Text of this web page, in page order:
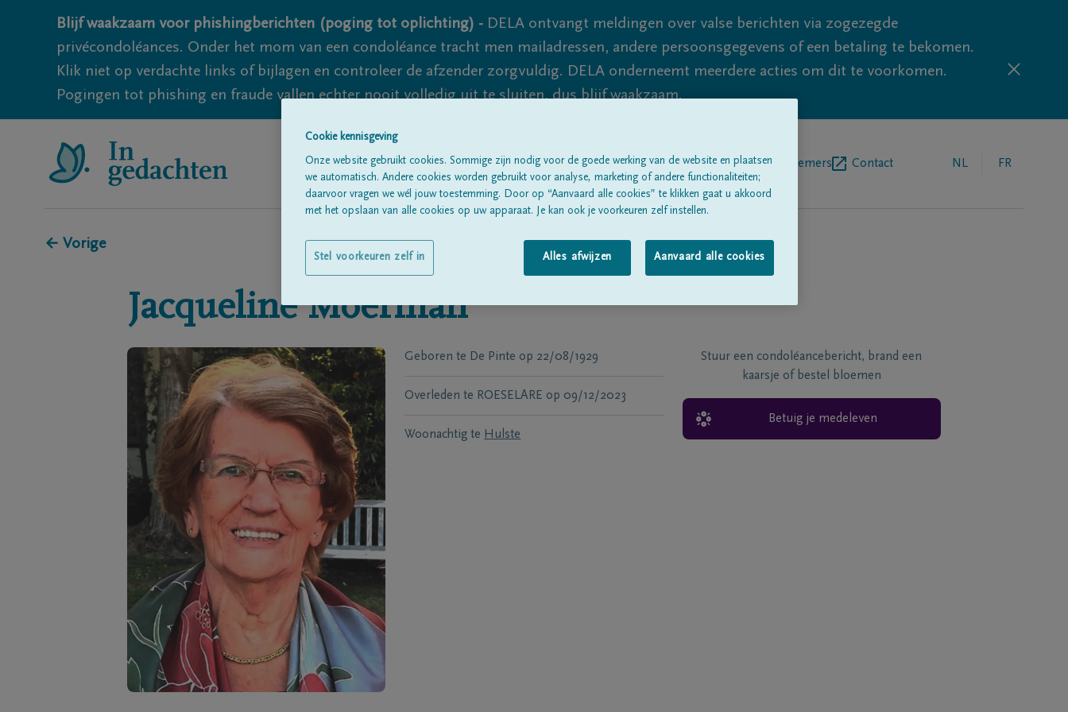
Blijf waakzaam voor phishingberichten (poging tot oplichting) - DELA ontvangt meldingen over valse berichten via zogezegde
privécondoléances. Onder het mom van een condoléance tracht men mailadressen, andere persoonsgegevens of een betaling te bekomen.
Klik niet op verdachte links of bijlagen en controleer de afzender zorgvuldig. DELA onderneemt meerdere acties om dit te voorkomen.
Pogingen tot phishing en fraude vallen echter nooit volledig uit te sluiten, dus blijf waakzaam.
Alle rouwberichtenOver onsBegrafenisondernemers Contact NL FR
← Vorige
Jacqueline Moerman
Geboren te De Pinte op 22/08/1929
Overleden te ROESELARE op 09/12/2023
Woonachtig te Hulste
Stuur een condoléancebericht, brand een
kaarsje of bestel bloemen
Betuig je medeleven
Cookie kennisgeving
Onze website gebruikt cookies. Sommige zijn nodig voor de goede werking van de website en plaatsen
we automatisch. Andere cookies worden gebruikt voor analyse, marketing of andere functionaliteiten;
daarvoor vragen we wél jouw toestemming. Door op “Aanvaard alle cookies” te klikken gaat u akkoord
met het opslaan van alle cookies op uw apparaat. Je kan ook je voorkeuren zelf instellen.
Alles afwijzen Aanvaard alle cookies
Stel voorkeuren zelf in